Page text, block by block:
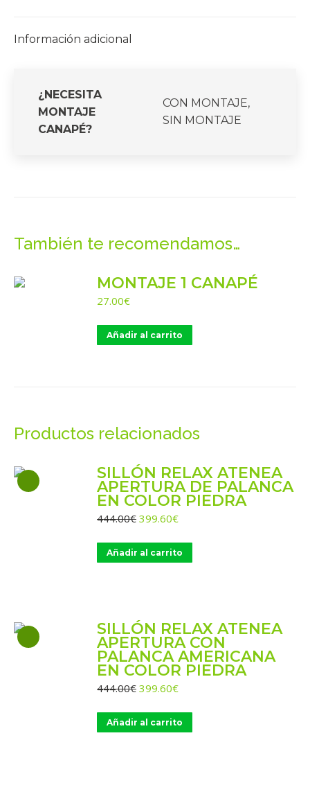
Información adicional
¿NECESITA
MONTAJE
CANAPÉ?
CON MONTAJE,
SIN MONTAJE
También te recomendamos…
MONTAJE 1 CANAPÉ
27.00€
Añadir al carrito
Productos relacionados
SILLÓN RELAX ATENEA
APERTURA DE PALANCA
EN COLOR PIEDRA
444.00€ El
original
era:
399.60€El
actual
es:
Añadir al carrito
SILLÓN RELAX ATENEA
APERTURA CON
PALANCA AMERICANA
EN COLOR PIEDRA
444.00€ El
original
era:
399.60€El
actual
es:
Añadir al carrito